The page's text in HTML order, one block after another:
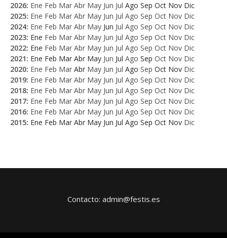
2026: Ene Feb Mar Abr May Jun Jul Ago Sep Oct Nov Dic
2025: Ene Feb Mar Abr May Jun Jul Ago Sep Oct Nov Dic
2024: Ene Feb Mar Abr May Jun Jul Ago Sep Oct Nov Dic
2023: Ene Feb Mar Abr May Jun Jul Ago Sep Oct Nov Dic
2022: Ene Feb Mar Abr May Jun Jul Ago Sep Oct Nov Dic
2021: Ene Feb Mar Abr May Jun Jul Ago Sep Oct Nov Dic
2020: Ene Feb Mar Abr May Jun Jul Ago Sep Oct Nov Dic
2019: Ene Feb Mar Abr May Jun Jul Ago Sep Oct Nov Dic
2018: Ene Feb Mar Abr May Jun Jul Ago Sep Oct Nov Dic
2017: Ene Feb Mar Abr May Jun Jul Ago Sep Oct Nov Dic
2016: Ene Feb Mar Abr May Jun Jul Ago Sep Oct Nov Dic
2015: Ene Feb Mar Abr May Jun Jul Ago Sep Oct Nov Dic
Contacto: admin@festis.es